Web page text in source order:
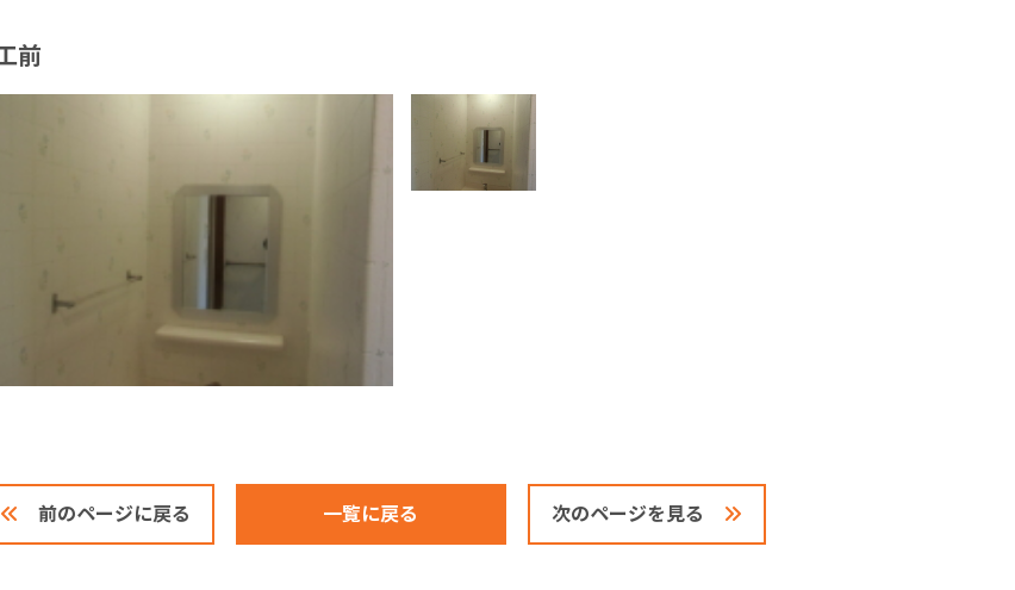
前
前のページに戻る 一覧に戻る 次のページを見る